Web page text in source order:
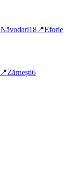
Năvodari18 📍Eforie
📍Zărnești6